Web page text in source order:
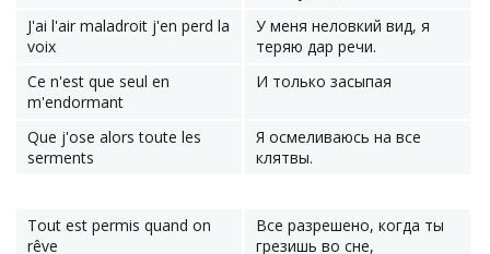
J'ai l'air maladroit j'en perd la
voix
У меня неловкий вид, я
теряю дар речи.
Ce n'est que seul en
m'endormant
И только засыпая
Que j'ose alors toute les
serments
Я осмеливаюсь на все
клятвы.
Tout est permis quand on
rêve
Все разрешено, когда ты
грезишь во сне,